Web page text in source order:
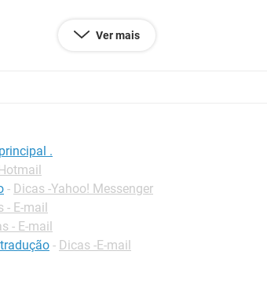
Ver mais
.
- Dicas -Yahoo! Messenger
- E-mail
- E-mail
- Dicas -E-mail